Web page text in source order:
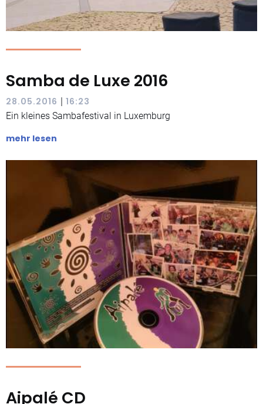
Samba de Luxe 2016
28.05.2016 | 16:23
Ein kleines Sambafestival in Luxemburg
mehr lesen
Aipalé CD